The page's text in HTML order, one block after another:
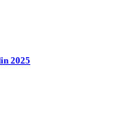
2025